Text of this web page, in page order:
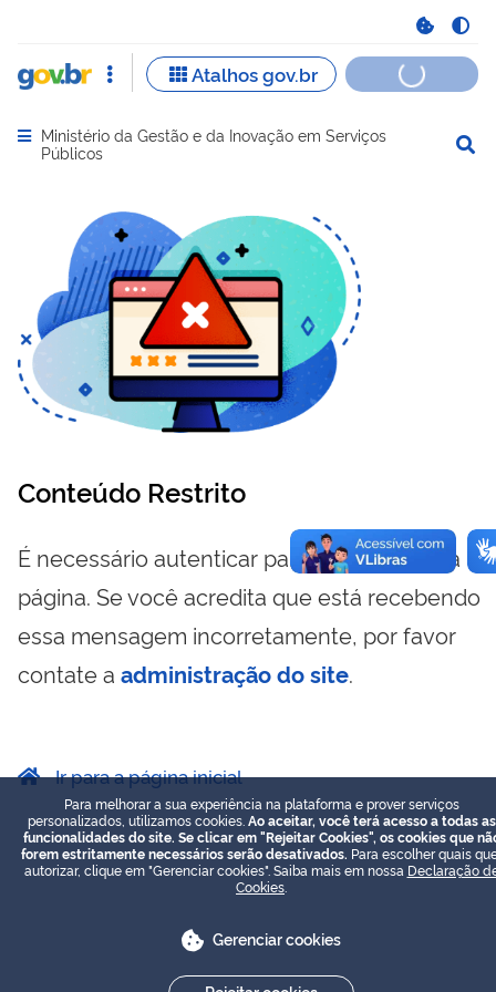
Abrir menu principal de navegação
Ministério da Gestão e da Inovação em Serviços
Públicos
Conteúdo Restrito
É necessário autenticar para visualizar essa
página. Se você acredita que está recebendo
essa mensagem incorretamente, por favor
contate a administração do site.
Ir para a página inicial
Para melhorar a sua experiência na plataforma e prover serviços
personalizados, utilizamos cookies. Ao aceitar, você terá acesso a todas as
funcionalidades do site. Se clicar em "Rejeitar Cookies", os cookies que
forem estritamente necessários serão desativados. Para escolher quais
autorizar, clique em "Gerenciar cookies". Saiba mais em nossa Declaração
Cookies
Gerenciar cookies